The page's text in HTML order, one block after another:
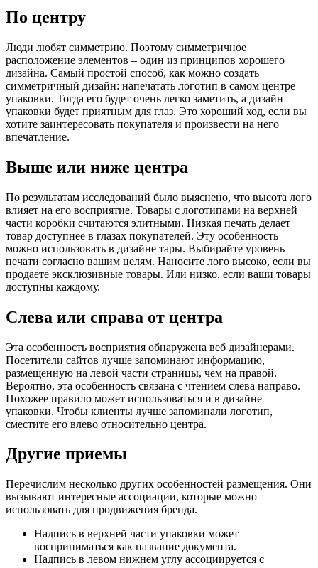
По центру
Люди любят симметрию. Поэтому симметричное
расположение элементов – один из принципов хорошего
дизайна. Самый простой способ, как можно создать
симметричный дизайн: напечатать логотип в самом центре
упаковки. Тогда его будет очень легко заметить, а дизайн
упаковки будет приятным для глаз. Это хороший ход, если вы
хотите заинтересовать покупателя и произвести на него
впечатление.
Выше или ниже центра
По результатам исследований было выяснено, что высота лого
влияет на его восприятие. Товары с логотипами на верхней
части коробки считаются элитными. Низкая печать делает
товар доступнее в глазах покупателей. Эту особенность
можно использовать в дизайне тары. Выбирайте уровень
печати согласно вашим целям. Наносите лого высоко, если вы
продаете эксклюзивные товары. Или низко, если ваши товары
доступны каждому.
Слева или справа от центра
Эта особенность восприятия обнаружена веб дизайнерами.
Посетители сайтов лучше запоминают информацию,
размещенную на левой части страницы, чем на правой.
Вероятно, эта особенность связана с чтением слева направо.
Похожее правило может использоваться и в дизайне
упаковки. Чтобы клиенты лучше запоминали логотип,
сместите его влево относительно центра.
Другие приемы
Перечислим несколько других особенностей размещения. Они
вызывают интересные ассоциации, которые можно
использовать для продвижения бренда.
Надпись в верхней части упаковки может
восприниматься как название документа.
Надпись в левом нижнем углу ассоциируется с